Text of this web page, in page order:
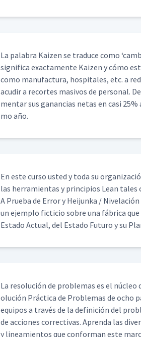
La pal­abra Kaizen se tra­duce como‘
sig­nifi­ca exac­ta­mente Kaizen y cómo
como man­u­fac­tura, hos­pi­tales, etc. a
acud­ir a recortes masivos de per­son­al.
men­tar sus ganan­cias netas en casi
mo año.
En este cur­so ust­ed y toda su
las her­ramien­tas y prin­ci­p­ios Lean tales
A Prue­ba de Error y Hei­jun­ka /
un ejem­p­lo fic­ti­cio sobre una fábri­ca que
Esta­do Actu­al, del Esta­do Futuro y su
La res­olu­ción de prob­le­mas es el
olu­ción Prác­ti­ca de Prob­le­mas de ocho
equipos a través de la defini­ción del
de acciones cor­rec­ti­vas. Apren­da las
y lin­eamien­tos que con­for­man este